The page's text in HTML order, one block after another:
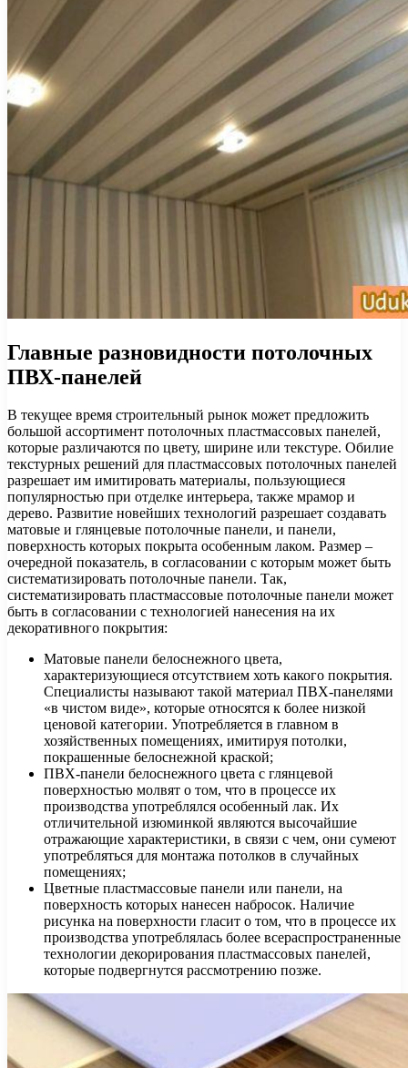
Главные разновидности потолочных
ПВХ-панелей
В текущее время строительный рынок может предложить
большой ассортимент потолочных пластмассовых панелей,
которые различаются по цвету, ширине или текстуре. Обилие
текстурных решений для пластмассовых потолочных панелей
разрешает им имитировать материалы, пользующиеся
популярностью при отделке интерьера, также мрамор и
дерево. Развитие новейших технологий разрешает создавать
матовые и глянцевые потолочные панели, и панели,
поверхность которых покрыта особенным лаком. Размер –
очередной показатель, в согласовании с которым может быть
систематизировать потолочные панели. Так,
систематизировать пластмассовые потолочные панели может
быть в согласовании с технологией нанесения на их
декоративного покрытия:
Матовые панели белоснежного цвета,
характеризующиеся отсутствием хоть какого покрытия.
Специалисты называют такой материал ПВХ-панелями
«в чистом виде», которые относятся к более низкой
ценовой категории. Употребляется в главном в
хозяйственных помещениях, имитируя потолки,
покрашенные белоснежной краской;
ПВХ-панели белоснежного цвета с глянцевой
поверхностью молвят о том, что в процессе их
производства употреблялся особенный лак. Их
отличительной изюминкой являются высочайшие
отражающие характеристики, в связи с чем, они сумеют
употребляться для монтажа потолков в случайных
помещениях;
Цветные пластмассовые панели или панели, на
поверхность которых нанесен набросок. Наличие
рисунка на поверхности гласит о том, что в процессе их
производства употреблялась более всераспространенные
технологии декорирования пластмассовых панелей,
которые подвергнутся рассмотрению позже.